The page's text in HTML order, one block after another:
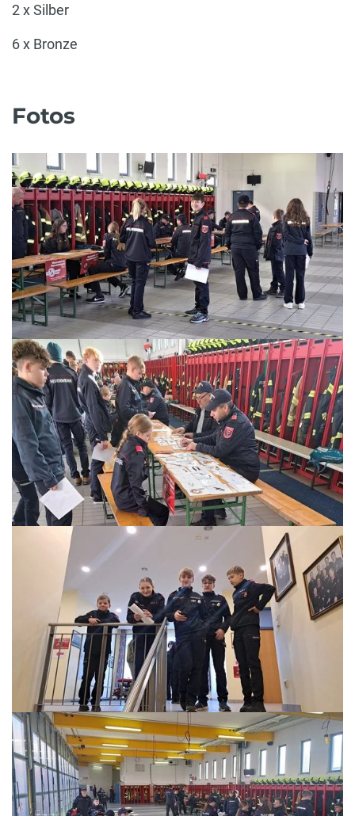
2 x Silber
6 x Bronze
Fotos